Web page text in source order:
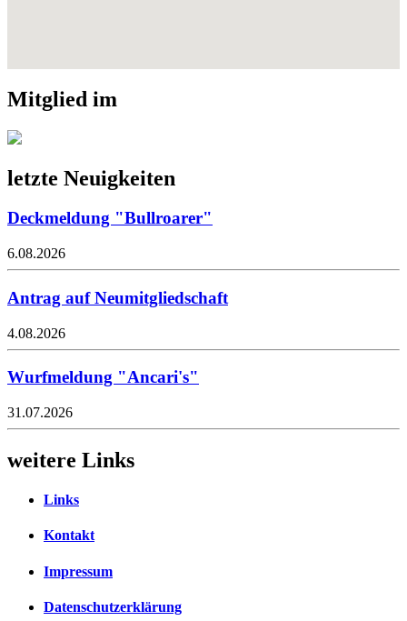
Mitglied im
letzte Neuigkeiten
Deckmeldung "Bullroarer"
6.08.2026
Antrag auf Neumitgliedschaft
4.08.2026
Wurfmeldung "Ancari's"
31.07.2026
weitere Links
Links
Kontakt
Impressum
Datenschutzerklärung